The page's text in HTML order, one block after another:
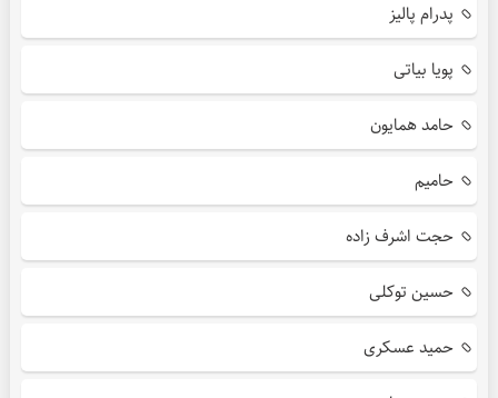
پدرام پالیز
پویا بیاتی
حامد همایون
حامیم
حجت اشرف زاده
حسین توکلی
حمید عسکری